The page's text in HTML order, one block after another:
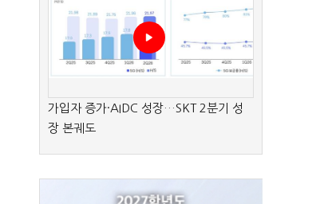
가입자 증가·AIDC 성장…SKT 2분기 성
장 본궤도